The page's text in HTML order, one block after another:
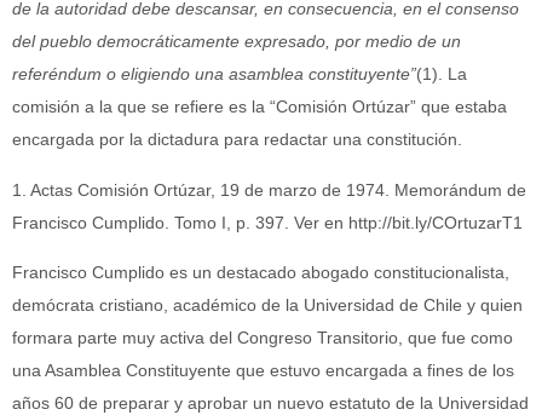
de la autoridad debe descansar, en consecuencia, en el consenso
del pueblo democráticamente expresado, por medio de un
referéndum o eligiendo una asamblea constituyente”(1). La
comisión a la que se refiere es la “Comisión Ortúzar” que estaba
encargada por la dictadura para redactar una constitución.
1. Actas Comisión Ortúzar, 19 de marzo de 1974. Memorándum de
Francisco Cumplido. Tomo I, p. 397. Ver en http://bit.ly/COrtuzarT1
Francisco Cumplido es un destacado abogado constitucionalista,
demócrata cristiano, académico de la Universidad de Chile y quien
formara parte muy activa del Congreso Transitorio, que fue como
una Asamblea Constituyente que estuvo encargada a fines de los
años 60 de preparar y aprobar un nuevo estatuto de la Universidad